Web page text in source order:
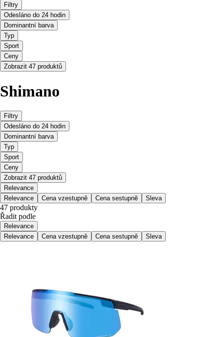
Filtry
Odesláno do 24 hodin
Dominantní barva
Typ
Sport
Ceny
Zobrazit 47 produktů
Shimano
Filtry
Odesláno do 24 hodin
Dominantní barva
Typ
Sport
Ceny
Zobrazit 47 produktů
Relevance
Relevance
Cena vzestupně Cena sestupně Sleva
47 produkty
Řadit podle
Relevance
Relevance
Cena vzestupně Cena sestupně Sleva